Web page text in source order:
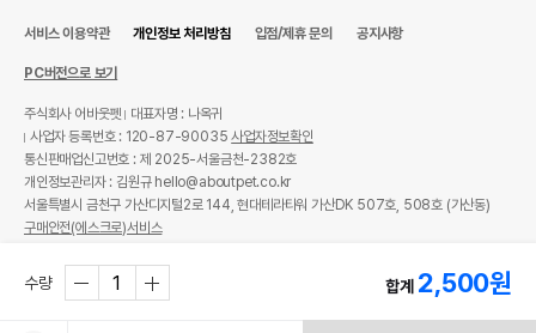
수량 합계 2,500원
서비스 이용약관 개인정보 처리방침 입점/제휴 문의 공지사항
PC버전으로 보기
주식회사 어바웃펫
대표자명 : 나옥귀
사업자 등록번호 : 120-87-90035사업자정보확인
통신판매업신고번호 : 제 2025-서울금천-2382호
개인정보관리자 : 김원규 hello@aboutpet.co.kr
서울특별시 금천구 가산디지털2로 144, 현대테라타워 가산DK 507호, 508호 (가산동)
구매안전(에스크로)서비스